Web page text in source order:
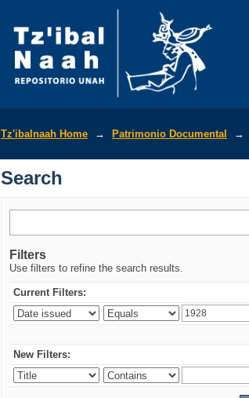
Tz'ibalnaah Home → Patrimonio Documental →
Search
Filters
Use filters to refine the search results.
Current Filters:
New Filters: